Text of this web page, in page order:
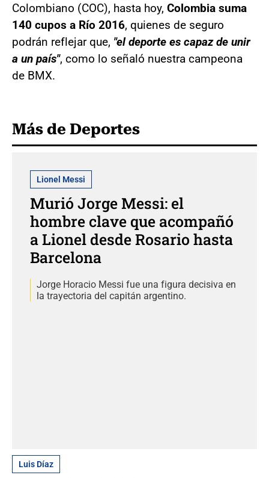
Colombiano (COC), hasta hoy, Colombia suma
140 cupos a Río 2016, quienes de seguro
podrán reflejar que, "el deporte es capaz de unir
a un país", como lo señaló nuestra campeona
de BMX.
Más de Deportes
Lionel Messi
Murió Jorge Messi: el
hombre clave que acompañó
a Lionel desde Rosario hasta
Barcelona
Jorge Horacio Messi fue una figura decisiva en
la trayectoria del capitán argentino.
Luis Díaz